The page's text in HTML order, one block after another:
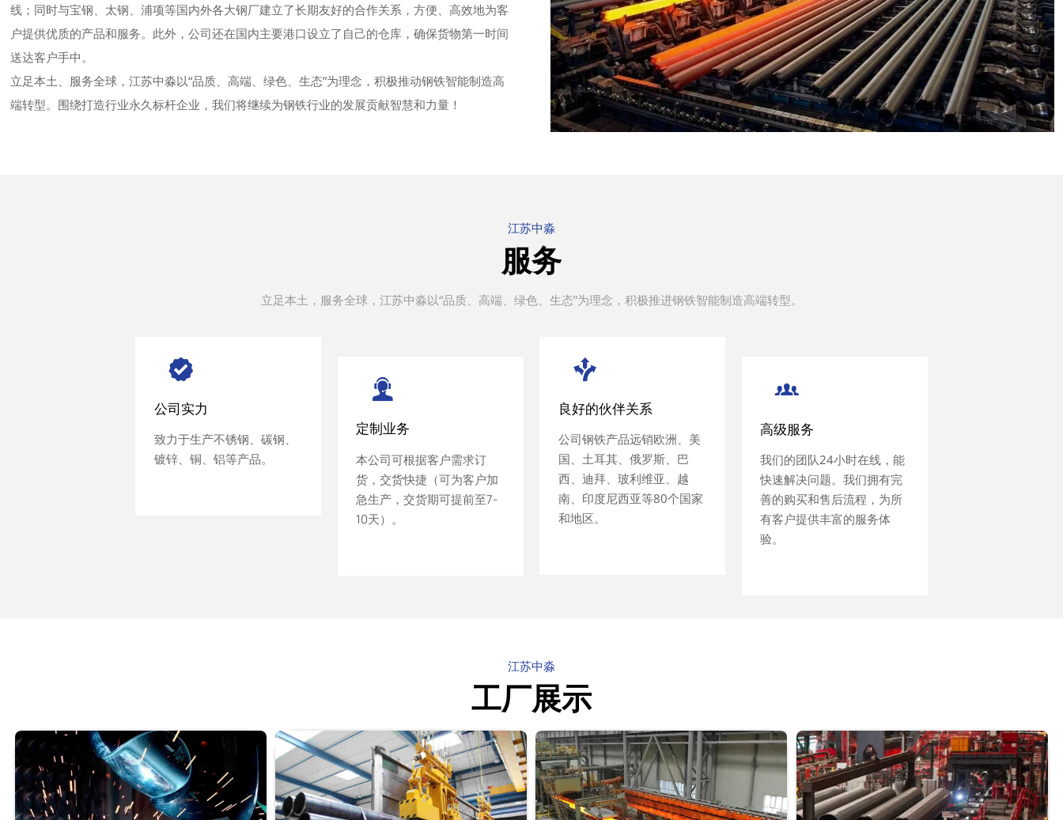
线；同时与宝钢、太钢、浦项等国内外各大钢厂建立了长期友好的合作关系，方便、高效地为客
户提供优质的产品和服务。此外，公司还在国内主要港口设立了自己的仓库，确保货物第一时间
送达客户手中。
立足本土、服务全球，江苏中淼以“品质、高端、绿色、生态”为理念，积极推动钢铁智能制造高
端转型。围绕打造行业永久标杆企业，我们将继续为钢铁行业的发展贡献智慧和力量！
江苏中淼
服务
立足本土，服务全球， 江苏中淼以“品质、高端、绿色、生态”为理念，积极推进钢铁智能制造高端转型。

公司实力
致力于生产不锈钢、碳钢、
镀锌、铜、铝等产品。

公司实力
致力于生产不锈钢、碳钢、
镀锌、铜、铝等产品。

定制业务
本公司可根据客户需求订
货，交货快捷（可为客户加
急生产，交货期可提前至7-
10天）。

定制业务
本公司可根据客户需求订
货，交货快捷（可为客户加
急生产，交货期可提前至7-
10天）。

良好的伙伴关系
公司钢铁产品远销欧洲、美
国、土耳其、俄罗斯、巴
西、迪拜、玻利维亚、越
南、印度尼西亚等80个国家
和地区。

良好的伙伴关系
公司钢铁产品远销欧洲、美
国、土耳其、俄罗斯、巴
西、迪拜、玻利维亚、越
南、印度尼西亚等80个国家
和地区。

高级服务
我们的团队24小时在线，能
快速解决问题。我们拥有完
善的购买和售后流程，为所
有客户提供丰富的服务体
验。

高级服务
我们的团队24小时在线，能
快速解决问题。我们拥有完
善的购买和售后流程，为所
有客户提供丰富的服务体
验。
江苏中淼
工厂展示